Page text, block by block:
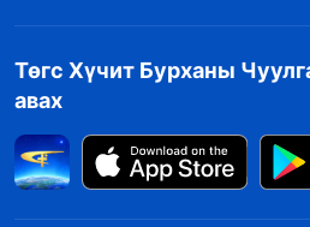
Төгс Хүчит Бурханы
авах